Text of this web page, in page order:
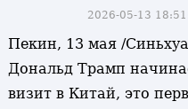
2026-05-13
Пекин, 13 мая /
Дональд Трамп
визит в Китай, это